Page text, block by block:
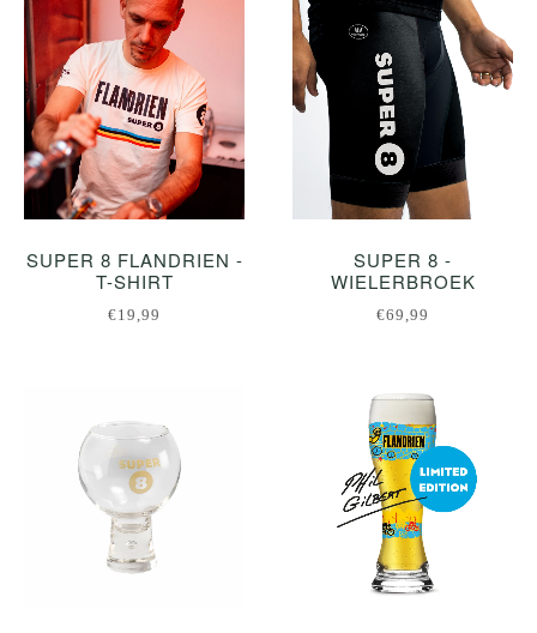
SUPER 8 FLANDRIEN -
T-SHIRT
€19,99
SUPER 8 -
WIELERBROEK
€69,99